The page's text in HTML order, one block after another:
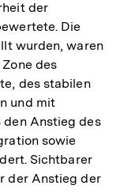
der
Die
wurden, waren
des
des stabilen
und mit
den Anstieg des
sowie
Sichtbarer
der Anstieg der